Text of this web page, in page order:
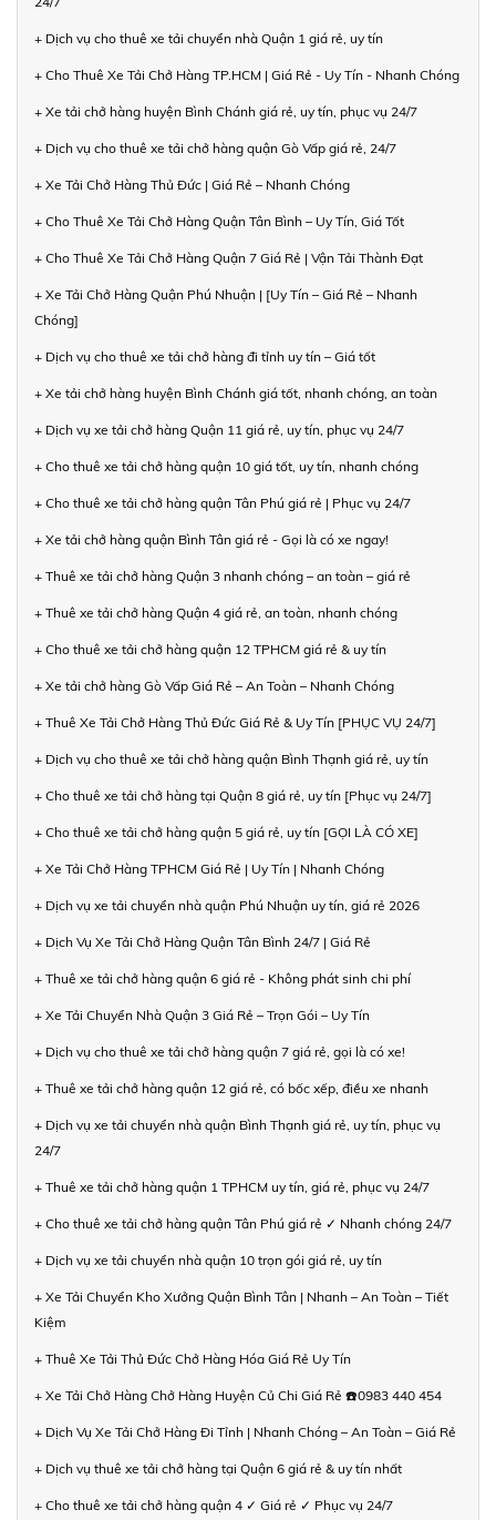
+ Dịch vụ cho thuê xe tải chuyển nhà Quận 1 giá rẻ, uy tín
+ Cho Thuê Xe Tải Chở Hàng TP.HCM | Giá Rẻ - Uy Tín - Nhanh Chóng
+ Xe tải chở hàng huyện Bình Chánh giá rẻ, uy tín, phục vụ 24/7
+ Dịch vụ cho thuê xe tải chở hàng quận Gò Vấp giá rẻ, 24/7
+ Xe Tải Chở Hàng Thủ Đức | Giá Rẻ – Nhanh Chóng
+ Cho Thuê Xe Tải Chở Hàng Quận Tân Bình – Uy Tín, Giá Tốt
+ Cho Thuê Xe Tải Chở Hàng Quận 7 Giá Rẻ | Vận Tải Thành Đạt
+ Xe Tải Chở Hàng Quận Phú Nhuận | [Uy Tín – Giá Rẻ – Nhanh
Chóng]
+ Dịch vụ cho thuê xe tải chở hàng đi tỉnh uy tín – Giá tốt
+ Xe tải chở hàng huyện Bình Chánh giá tốt, nhanh chóng, an toàn
+ Dịch vụ xe tải chở hàng Quận 11 giá rẻ, uy tín, phục vụ 24/7
+ Cho thuê xe tải chở hàng quận 10 giá tốt, uy tín, nhanh chóng
+ Cho thuê xe tải chở hàng quận Tân Phú giá rẻ | Phục vụ 24/7
+ Xe tải chở hàng quận Bình Tân giá rẻ - Gọi là có xe ngay!
+ Thuê xe tải chở hàng Quận 3 nhanh chóng – an toàn – giá rẻ
+ Thuê xe tải chở hàng Quận 4 giá rẻ, an toàn, nhanh chóng
+ Cho thuê xe tải chở hàng quận 12 TPHCM giá rẻ & uy tín
+ Xe tải chở hàng Gò Vấp Giá Rẻ – An Toàn – Nhanh Chóng
+ Thuê Xe Tải Chở Hàng Thủ Đức Giá Rẻ & Uy Tín [PHỤC VỤ 24/7]
+ Dịch vụ cho thuê xe tải chở hàng quận Bình Thạnh giá rẻ, uy tín
+ Cho thuê xe tải chở hàng tại Quận 8 giá rẻ, uy tín [Phục vụ 24/7]
+ Cho thuê xe tải chở hàng quận 5 giá rẻ, uy tín [GỌI LÀ CÓ XE]
+ Xe Tải Chở Hàng TPHCM Giá Rẻ | Uy Tín | Nhanh Chóng
+ Dịch vụ xe tải chuyển nhà quận Phú Nhuận uy tín, giá rẻ 2026
+ Dịch Vụ Xe Tải Chở Hàng Quận Tân Bình 24/7 | Giá Rẻ
+ Thuê xe tải chở hàng quận 6 giá rẻ - Không phát sinh chi phí
+ Xe Tải Chuyển Nhà Quận 3 Giá Rẻ – Trọn Gói – Uy Tín
+ Dịch vụ cho thuê xe tải chở hàng quận 7 giá rẻ, gọi là có xe!
+ Thuê xe tải chở hàng quận 12 giá rẻ, có bốc xếp, điều xe nhanh
+ Dịch vụ xe tải chuyển nhà quận Bình Thạnh giá rẻ, uy tín, phục vụ
24/7
+ Thuê xe tải chở hàng quận 1 TPHCM uy tín, giá rẻ, phục vụ 24/7
+ Cho thuê xe tải chở hàng quận Tân Phú giá rẻ ✓ Nhanh chóng 24/7
+ Dịch vụ xe tải chuyển nhà quận 10 trọn gói giá rẻ, uy tín
+ Xe Tải Chuyển Kho Xưởng Quận Bình Tân | Nhanh – An Toàn – Tiết
Kiệm
+ Thuê Xe Tải Thủ Đức Chở Hàng Hóa Giá Rẻ Uy Tín
+ Xe Tải Chở Hàng Chở Hàng Huyện Củ Chi Giá Rẻ ☎️0983 440 454
+ Dịch Vụ Xe Tải Chở Hàng Đi Tỉnh | Nhanh Chóng – An Toàn – Giá Rẻ
+ Dịch vụ thuê xe tải chở hàng tại Quận 6 giá rẻ & uy tín nhất
+ Cho thuê xe tải chở hàng quận 4 ✓ Giá rẻ ✓ Phục vụ 24/7